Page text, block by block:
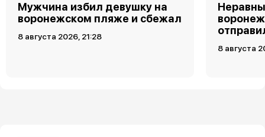
Мужчина избил девушку на
воронежском пляже и сбежал
8 августа 2026, 21:28
8 августа